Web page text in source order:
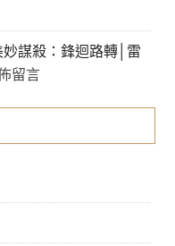
謀殺：鋒迴路轉│雷
留言